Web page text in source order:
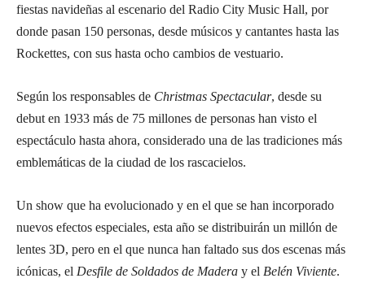
fiestas navideñas al escenario del Radio City Music Hall, por
donde pasan 150 personas, desde músicos y cantantes hasta las
Rockettes, con sus hasta ocho cambios de vestuario.
Según los responsables de Christmas Spectacular, desde su
debut en 1933 más de 75 millones de personas han visto el
espectáculo hasta ahora, considerado una de las tradiciones más
emblemáticas de la ciudad de los rascacielos.
Un show que ha evolucionado y en el que se han incorporado
nuevos efectos especiales, esta año se distribuirán un millón de
lentes 3D, pero en el que nunca han faltado sus dos escenas más
icónicas, el Desfile de Soldados de Madera y el Belén Viviente.